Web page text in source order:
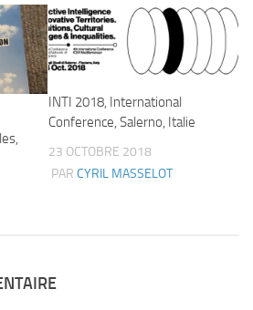
INTI 2018, International
Conference, Salerno, Italie
23 OCTOBRE 2018
PAR CYRIL MASSELOT